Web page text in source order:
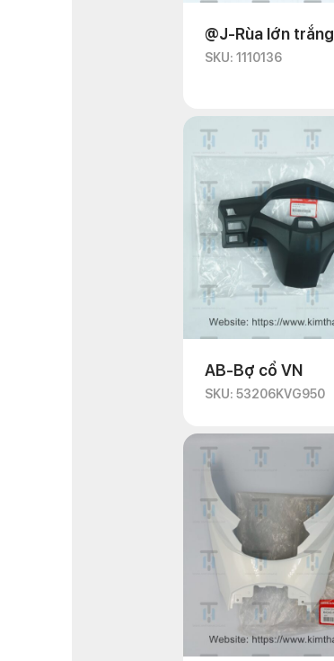
@J-Rùa lớn trắng
SKU: 1110136
AB-Bợ cổ VN
SKU: 53206KVG950